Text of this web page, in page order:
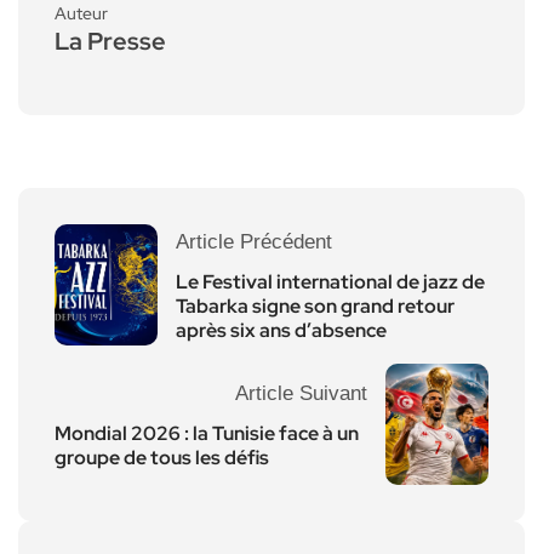
Auteur
La Presse
Article Précédent
Le Festival international de jazz de
Tabarka signe son grand retour
après six ans d’absence
Article Suivant
Mondial 2026 : la Tunisie face à un
groupe de tous les défis